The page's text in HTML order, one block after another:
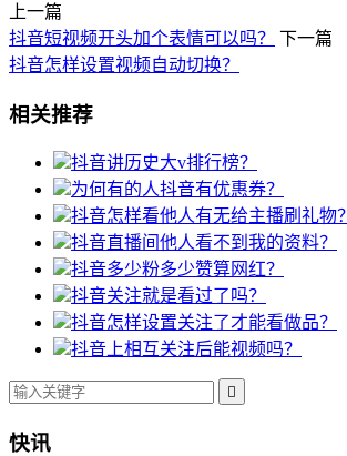
上一篇
抖音短视频开头加个表情可以吗？
下一篇
抖音怎样设置视频自动切换？
相关推荐
抖音讲历史大v排行榜？
为何有的人抖音有优惠券？
抖音怎样看他人有无给主播刷礼物？
抖音直播间他人看不到我的资料？
抖音多少粉多少赞算网红？
抖音关注就是看过了吗？
抖音怎样设置关注了才能看做品？
抖音上相互关注后能视频吗？

快讯